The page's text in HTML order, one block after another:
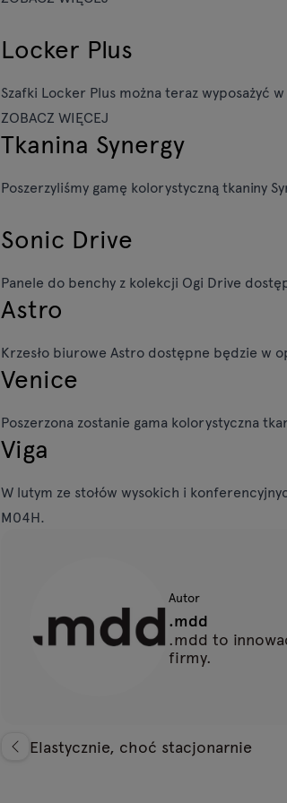
Locker Plus
Szafki Locker Plus można teraz wyposażyć
ZOBACZ WIĘCEJ
Tkanina Synergy
Poszerzyliśmy gamę kolorystyczną tkaniny
Sonic Drive
Panele do benchy z kolekcji Ogi Drive
Astro
Krzesło biurowe Astro dostępne będzie w
Venice
Poszerzona zostanie gama kolorystyczna
Viga
W lutym ze stołów wysokich i
M04H.
Autor
.mdd
.mdd to
firmy.
Elastycznie, choć stacjonarnie